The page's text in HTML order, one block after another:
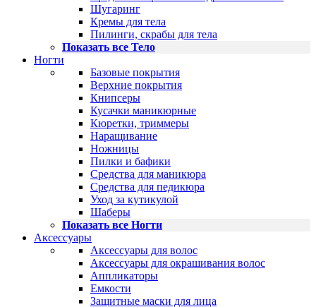
Шугаринг
Кремы для тела
Пилинги, скрабы для тела
Показать все Тело
Ногти
Базовые покрытия
Верхние покрытия
Книпсеры
Кусачки маникюрные
Кюретки, триммеры
Наращивание
Ножницы
Пилки и бафики
Средства для маникюра
Средства для педикюра
Уход за кутикулой
Шаберы
Показать все Ногти
Аксессуары
Аксессуары для волос
Аксессуары для окрашивания волос
Аппликаторы
Емкости
Защитные маски для лица